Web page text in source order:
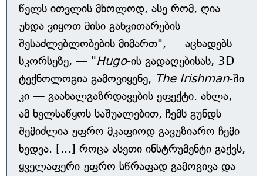
წელს ითვლის მხოლოდ, ასე რომ, ღია
უნდა ვიყოთ მისი განვითარების
შესაძლებლობების მიმართ", — აცხადებს
სკორსეზე, — "Hugo-ის გადაღებისას, 3D
ტექნოლოგია გამოვიყენე, The Irishman-ში
კი — გაახალგაზრდავების ეფექტი. ახლა,
ამ ხელსაწყოს საშუალებით, ჩემს გუნდს
შემიძლია უფრო მკაფიოდ გავუზიარო ჩემი
ხედვა. [...] როცა ასეთი ინსტრუმენტი გაქვს,
ყველაფერი უფრო სწრაფად გამოგივა და